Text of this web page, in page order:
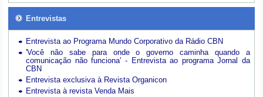
Entrevistas
Entrevista ao Programa Mundo Corporativo da Rádio CBN
'Você não sabe para onde o governo caminha quando a
comunicação não funciona' - Entrevista ao programa Jornal da
CBN
Entrevista exclusiva à Revista Organicon
Entrevista à revista Venda Mais